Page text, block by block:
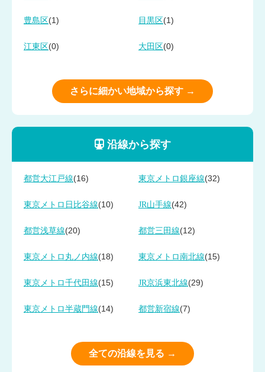
豊島区 (1) 目黒区 (1)
江東区 (0) 大田区 (0)
さらに細かい地域から探す →
沿線から探す
都営大江戸線(16) 東京メトロ銀座線(32)
東京メトロ日比谷線(10) JR山手線(42)
都営浅草線(20) 都営三田線(12)
東京メトロ丸ノ内線(18) 東京メトロ南北線(15)
東京メトロ千代田線(15) JR京浜東北線(29)
東京メトロ半蔵門線(14) 都営新宿線(7)
全ての沿線を見る →